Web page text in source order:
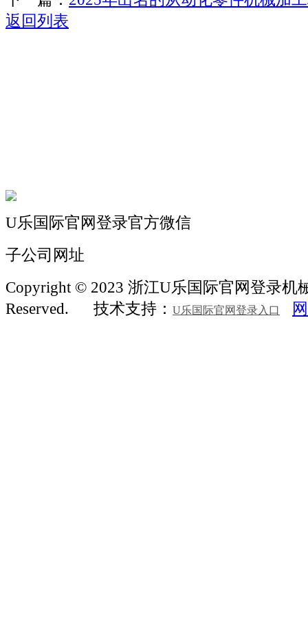
返回列表
U乐国际官网登录官方微信
子公司网址
Copyright © 2023 浙江U乐国际官网登录机
Reserved.
技术支持： U乐国际官网登录入口